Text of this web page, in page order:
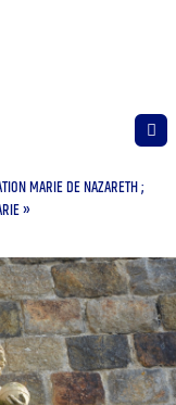
MARIE DE NAZARETH ;
»